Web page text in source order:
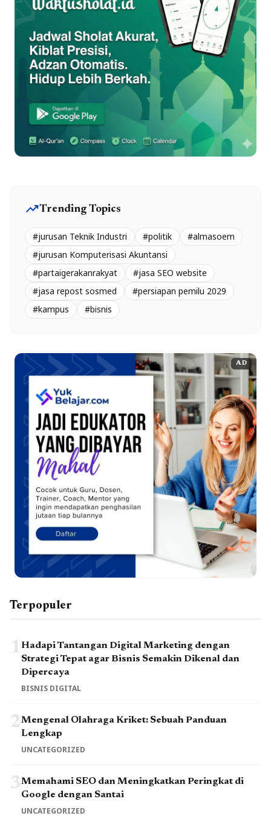
trending_upTrending Topics
#jurusan Teknik Industri #politik
#almasoem
#jurusan Komputerisasi Akuntansi
#partaigerakanrakyat
#jasa SEO website
#jasa repost sosmed
#persiapan pemilu 2029
#kampus
#bisnis
AD
Terpopuler
1Hadapi Tantangan Digital Marketing dengan
Strategi Tepat agar Bisnis Semakin Dikenal dan
Dipercaya
BISNIS DIGITAL
2Mengenal Olahraga Kriket: Sebuah Panduan
Lengkap
UNCATEGORIZED
3Memahami SEO dan Meningkatkan Peringkat di
Google dengan Santai
UNCATEGORIZED